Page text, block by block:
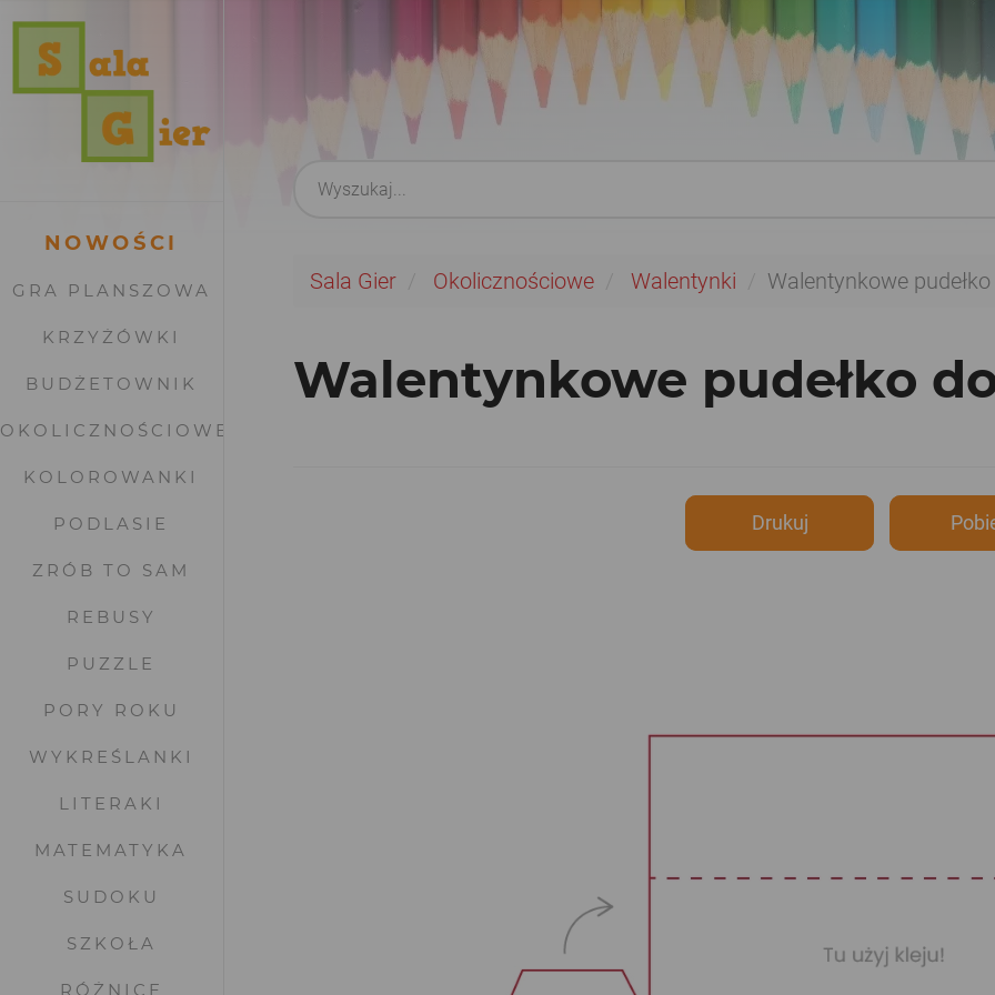
NOWOŚCI
GRA PLANSZOWA
KRZYŻÓWKI
BUDŻETOWNIK
OKOLICZNOŚCIOWE
KOLOROWANKI
PODLASIE
ZRÓB TO SAM
REBUSY
PUZZLE
PORY ROKU
WYKREŚLANKI
LITERAKI
MATEMATYKA
SUDOKU
SZKOŁA
RÓŻNICE
Sala Gier Okolicznościowe Walentynki Walentynkowe
Walentynkowe pudełko
Drukuj